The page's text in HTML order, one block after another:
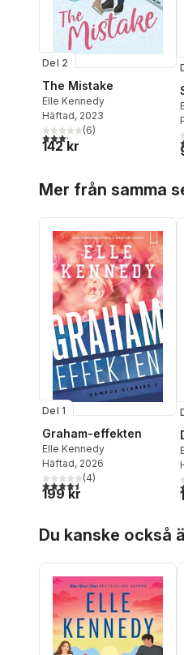
Del 2
The Mistake
Elle Kennedy
Häftad, 2023
3,2utav 5 stjärnor. Totalt
(6)
142 kr
Mer från samma
Del 1
Graham-effekten
Elle Kennedy
Häftad, 2026
4,5utav 5 stjärnor. Totalt
(4)
199 kr
Du kanske också